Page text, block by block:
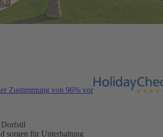
Zustimmung von 96% vor
Dorfstil
sorgen für Unterhaltung